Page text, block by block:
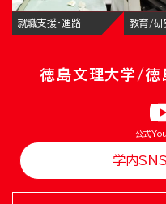
就職支援・進路 教育/研
徳島文理大学/徳
公式
学内